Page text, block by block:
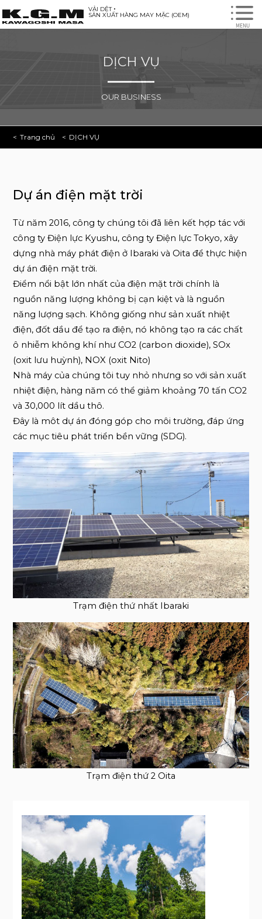
VẢI DỆT・
SẢN XUẤT HÀNG MAY MẶC (OEM)
DỊCH VỤ
OUR BUSINESS
Trang chủ DỊCH VỤ
Dự án điện mặt trời
Từ năm 2016, công ty chúng tôi đã liên kết hợp tác với
công ty Điện lực Kyushu, công ty Điện lực Tokyo, xây
dựng nhà máy phát điện ở Ibaraki và Oita để thực hiện
dự án điện mặt trời.
Điểm nổi bật lớn nhất của điện mặt trời chính là
nguồn năng lượng không bị cạn kiệt và là nguồn
năng lượng sạch. Không giống như sản xuất nhiệt
điện, đốt dầu để tạo ra điện, nó không tạo ra các chất
ô nhiễm không khí như CO2 (carbon dioxide), SOx
(oxit lưu huỳnh), NOX (oxit Nito)
Nhà máy của chúng tôi tuy nhỏ nhưng so với sản xuất
nhiệt điện, hàng năm có thể giảm khoảng 70 tấn CO2
và 30,000 lít dầu thô.
Đây là môt dự án đóng góp cho môi trường, đáp ứng
các mục tiêu phát triển bền vững (SDG).
Trạm điện thứ nhất Ibaraki
Trạm điện thứ 2 Oita